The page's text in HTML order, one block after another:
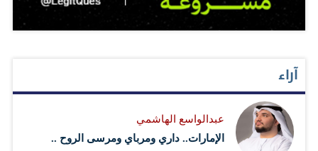
آراء
عبدالواسع الهاشمي
الإمارات.. داري ومرباي ومرسى الروح ..